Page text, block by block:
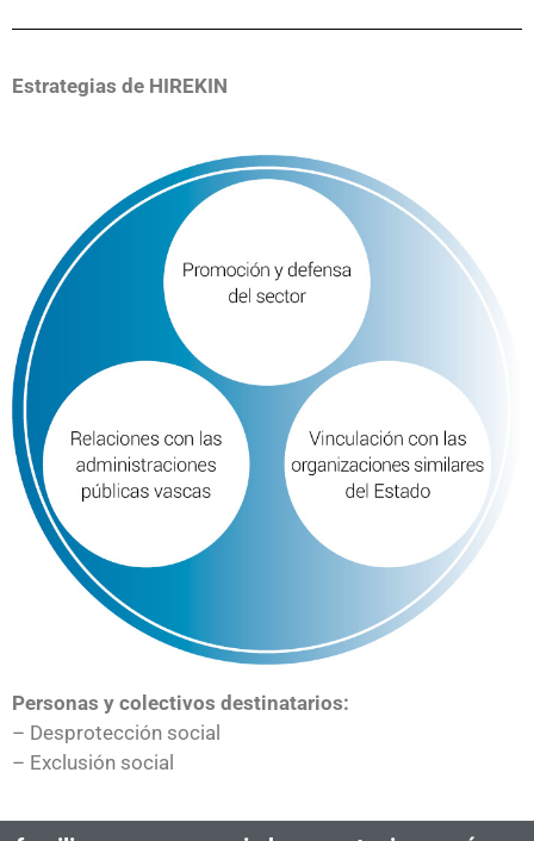
Estrategias de HIREKIN
Personas y colectivos destinatarios:
– Desprotección social
– Exclusión social